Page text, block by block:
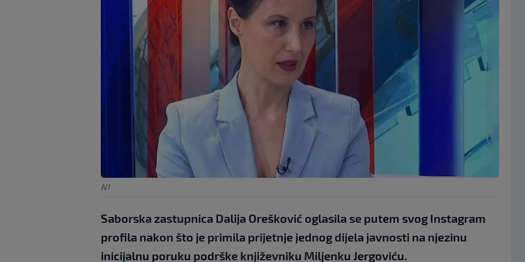
N1
Saborska zastupnica Dalija Orešković oglasila se putem svog Instagram
profila nakon što je primila prijetnje jednog dijela javnosti na njezinu
inicijalnu poruku podrške književniku Miljenku Jergoviću.